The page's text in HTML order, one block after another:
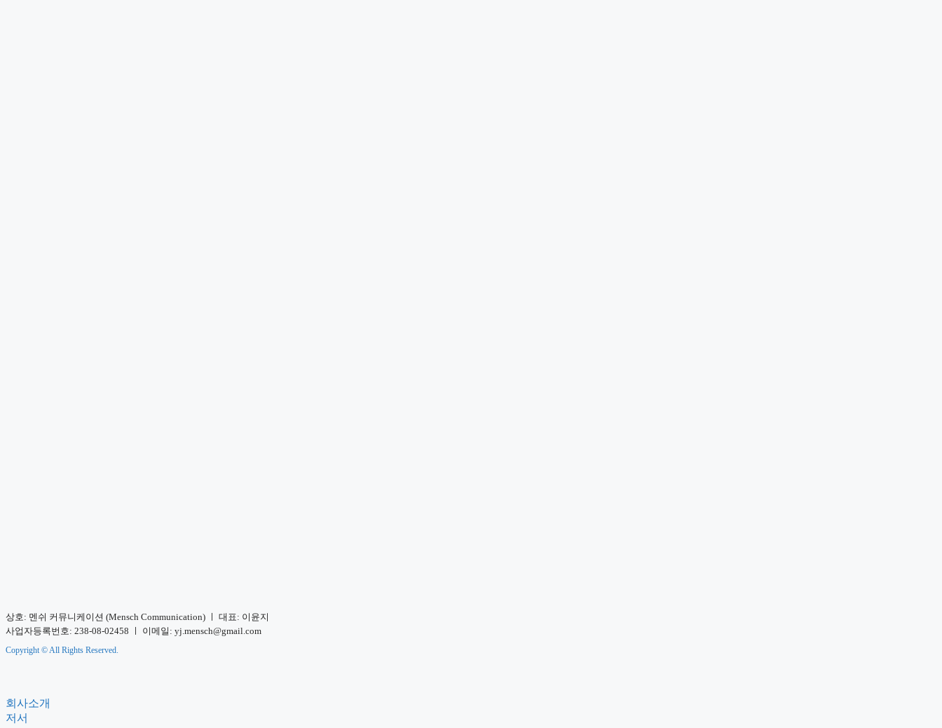
상호: 멘쉬 커뮤니케이션 (Mensch Communication) ㅣ 대표: 이윤지
사업자등록번호: 238-08-02458 ㅣ 이메일: yj.mensch@gmail.com
Copyright © All Rights Reserved.
회사소개
저서